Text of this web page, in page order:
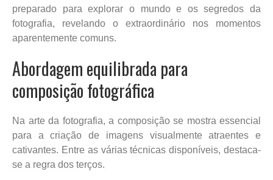
preparado para explorar o mundo e os segredos da
fotografia, revelando o extraordinário nos momentos
aparentemente comuns.
Abordagem equilibrada para
composição fotográfica
Na arte da fotografia, a composição se mostra essencial
para a criação de imagens visualmente atraentes e
cativantes. Entre as várias técnicas disponíveis, destaca-
se a regra dos terços.